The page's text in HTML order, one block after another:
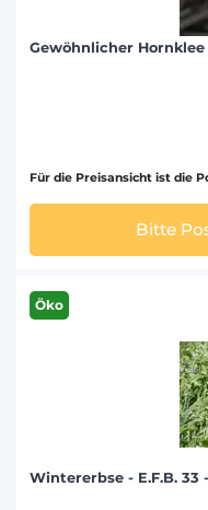
Gewöhnlicher Hornklee
Für die Preisansicht ist die
Bitte
Öko
Wintererbse - E.F.B. 33